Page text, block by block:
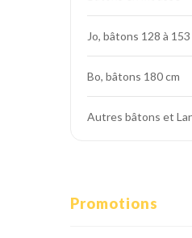
Accessoires
Décoration
Jo, bâtons 128 à 153
Bo, bâtons 180 cm
Autres bâtons et
Promotions